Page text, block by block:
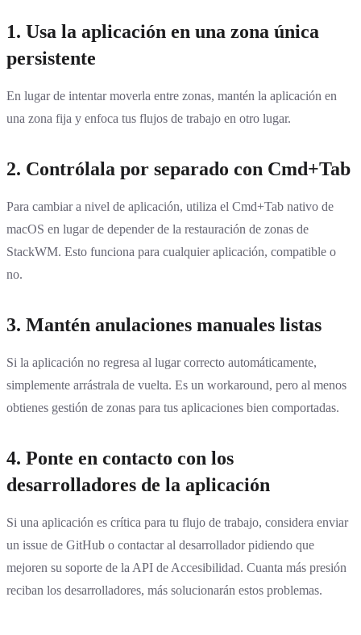
1. Usa la aplicación en una zona única
persistente
En lugar de intentar moverla entre zonas, mantén la aplicación en
una zona fija y enfoca tus flujos de trabajo en otro lugar.
2. Contrólala por separado con Cmd+Tab
Para cambiar a nivel de aplicación, utiliza el Cmd+Tab nativo de
macOS en lugar de depender de la restauración de zonas de
StackWM. Esto funciona para cualquier aplicación, compatible o
no.
3. Mantén anulaciones manuales listas
Si la aplicación no regresa al lugar correcto automáticamente,
simplemente arrástrala de vuelta. Es un workaround, pero al menos
obtienes gestión de zonas para tus aplicaciones bien comportadas.
4. Ponte en contacto con los
desarrolladores de la aplicación
Si una aplicación es crítica para tu flujo de trabajo, considera enviar
un issue de GitHub o contactar al desarrollador pidiendo que
mejoren su soporte de la API de Accesibilidad. Cuanta más presión
reciban los desarrolladores, más solucionarán estos problemas.